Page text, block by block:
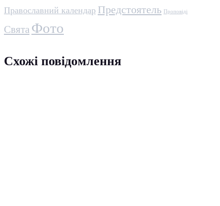
Православний календар Предстоятель Проповіді
Свята Фото
Схожі повідомлення